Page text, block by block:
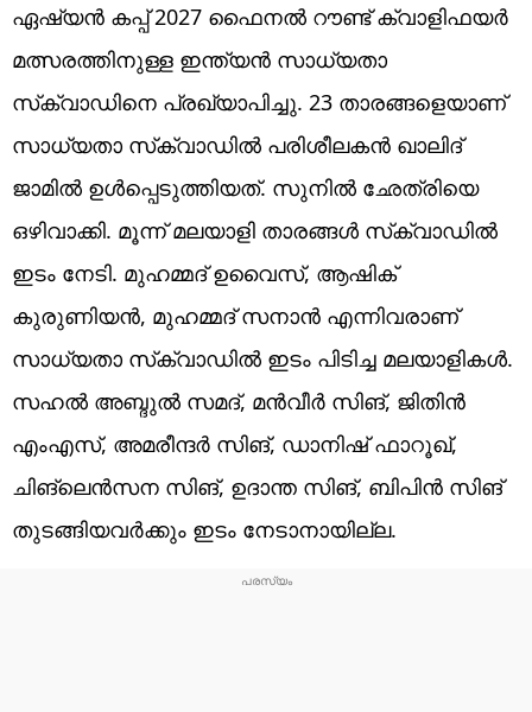
ഏഷ്യൻ കപ്പ് 2027 ഫൈനൽ റൗണ്ട് ക്വാളിഫയർ
മത്സരത്തിനുള്ള ഇന്ത്യന്‍ സാധ്യതാ
സ്‌ക്വാഡിനെ പ്രഖ്യാപിച്ചു. 23 താരങ്ങളെയാണ്
സാധ്യതാ സ്‌ക്വാഡില്‍ പരിശീലകന്‍ ഖാലിദ്
ജാമില്‍ ഉള്‍പ്പെടുത്തിയത്. സുനില്‍ ഛേത്രിയെ
ഒഴിവാക്കി. മൂന്ന് മലയാളി താരങ്ങള്‍ സ്‌ക്വാഡില്‍
ഇടം നേടി. മുഹമ്മദ് ഉവൈസ്, ആഷിക്
കുരുണിയൻ, മുഹമ്മദ് സനാന്‍ എന്നിവരാണ്
സാധ്യതാ സ്‌ക്വാഡില്‍ ഇടം പിടിച്ച മലയാളികള്‍.
സഹല്‍ അബ്ദുല്‍ സമദ്, മന്‍വീര്‍ സിങ്, ജിതിന്‍
എംഎസ്, അമരീന്ദര്‍ സിങ്, ഡാനിഷ് ഫാറൂഖ്‌,
ചിങ്‌ലെന്‍സന സിങ്, ഉദാന്ത സിങ്‌, ബിപിന്‍ സിങ്‌
തുടങ്ങിയവര്‍ക്കും ഇടം നേടാനായില്ല.